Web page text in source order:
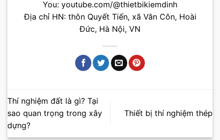
You: youtube.com/@thietbikiemdinh
Địa chỉ HN: thôn Quyết Tiến, xã Vân Côn, Hoài
Đức, Hà Nội, VN
Thí nghiệm đất là gì? Tại
sao quan trọng trong xây
dựng?
Thiết bị thí nghiệm thép